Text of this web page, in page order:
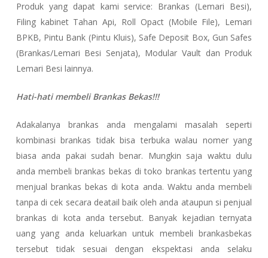
Produk yang dapat kami service: Brankas (Lemari Besi),
Filing kabinet Tahan Api, Roll Opact (Mobile File), Lemari
BPKB, Pintu Bank (Pintu Kluis), Safe Deposit Box, Gun Safes
(Brankas/Lemari Besi Senjata), Modular Vault dan Produk
Lemari Besi lainnya.
Hati-hati membeli Brankas Bekas!!!
Adakalanya brankas anda mengalami masalah seperti
kombinasi brankas tidak bisa terbuka walau nomer yang
biasa anda pakai sudah benar. Mungkin saja waktu dulu
anda membeli brankas bekas di toko brankas tertentu yang
menjual brankas bekas di kota anda. Waktu anda membeli
tanpa di cek secara deatail baik oleh anda ataupun si penjual
brankas di kota anda tersebut. Banyak kejadian ternyata
uang yang anda keluarkan untuk membeli brankasbekas
tersebut tidak sesuai dengan ekspektasi anda selaku